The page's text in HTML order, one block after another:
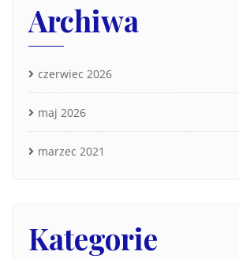
Archiwa
czerwiec 2026
maj 2026
marzec 2021
Kategorie